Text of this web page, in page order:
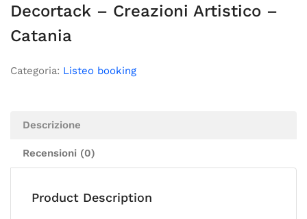
Decortack – Creazioni Artistico –
Catania
Categoria: Listeo booking
Descrizione
Recensioni (0)
Product Description